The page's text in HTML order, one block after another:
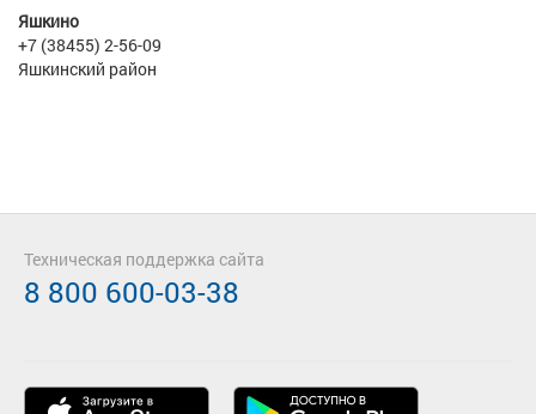
Яшкино
+7 (38455) 2-56-09
Яшкинский район
Техническая поддержка сайта
8 800 600-03-38